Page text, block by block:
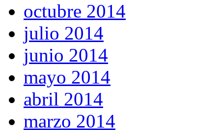
octubre 2014
julio 2014
junio 2014
mayo 2014
abril 2014
marzo 2014